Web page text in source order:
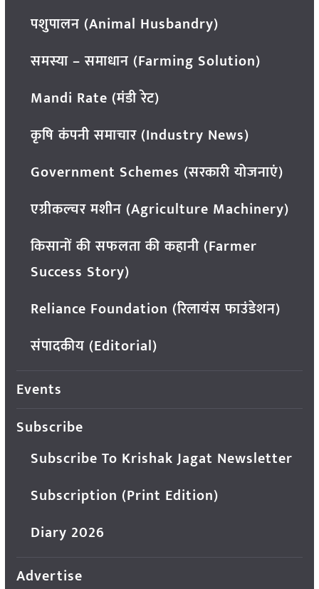
पशुपालन (Animal Husbandry)
समस्या – समाधान (Farming Solution)
Mandi Rate (मंडी रेट)
कृषि कंपनी समाचार (Industry News)
Government Schemes (सरकारी योजनाएं)
एग्रीकल्चर मशीन (Agriculture Machinery)
किसानों की सफलता की कहानी (Farmer
Success Story)
Reliance Foundation (रिलायंस फाउंडेशन)
संपादकीय (Editorial)
Events
Subscribe
Subscribe To Krishak Jagat Newsletter
Subscription (Print Edition)
Diary 2026
Advertise